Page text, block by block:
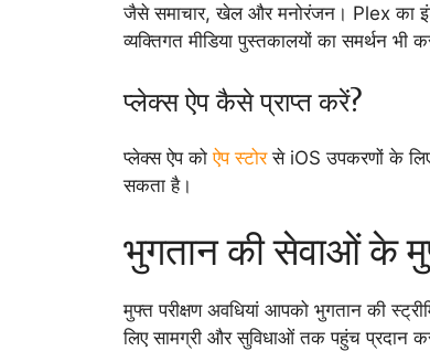
जैसे समाचार, खेल और मनोरंजन। Plex का
व्यक्तिगत मीडिया पुस्तकालयों का समर्थन भी
प्लेक्स ऐप कैसे प्राप्त करें?
प्लेक्स ऐप कोऐप स्टोरसे iOS उपकरणों के
सकता है।
भुगतान की सेवाओं के
मुफ्त परीक्षण अवधियां आपको भुगतान की
लिए सामग्री और सुविधाओं तक पहुंच प्रदान